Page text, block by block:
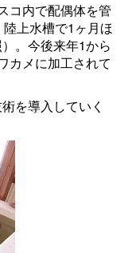
コ内で配偶体を管
上水槽で1ヶ月ほ
。今後来年1から
カメに加工されて
を導入していく